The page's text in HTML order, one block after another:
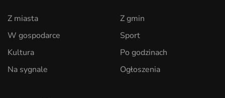
Z miasta
W gospodarce
Kultura
Na sygnale
Z gmin
Sport
Po godzinach
Ogłoszenia